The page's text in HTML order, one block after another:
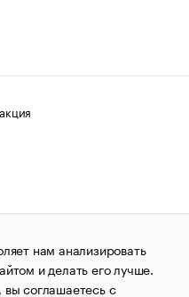
авторских прав
1995–2026.Сообщения
«РБК»
по надзору в сфере
нам анализировать
и делать его лучше.
вы соглашаетесь с